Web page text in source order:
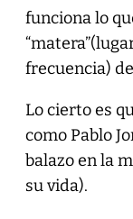
funciona lo
frecuencia)
Lo cierto es
como Pablo
balazo en la
su vida).